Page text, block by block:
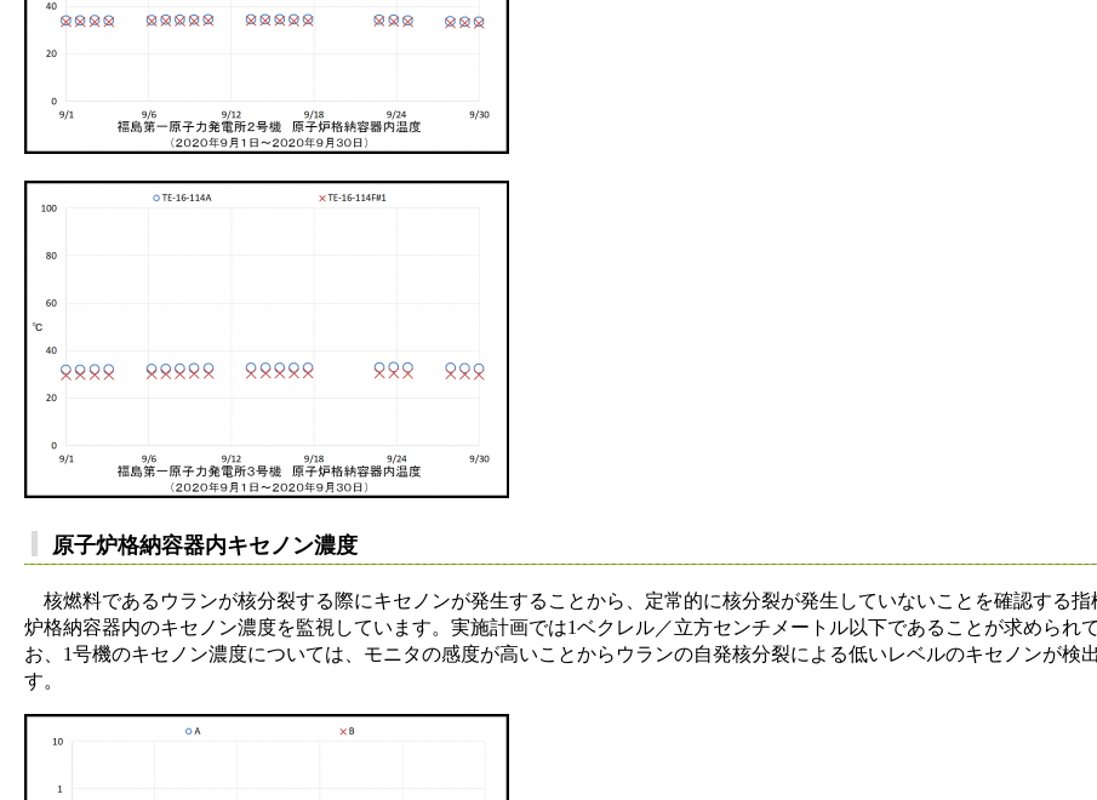
原子炉格納容器内キセノン濃度
核燃料であるウランが核分裂する際にキセノンが発生することから、定常的に核分裂が発生していないことを確認する指
炉格納容器内のキセノン濃度を監視しています。実施計画では1ベクレル／立方センチメートル以下であることが求められ
お、1号機のキセノン濃度については、モニタの感度が高いことからウランの自発核分裂による低いレベルのキセノンが検
す。